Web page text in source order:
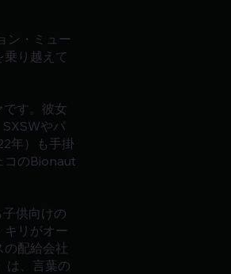
ン・ミュー
り越えて
す。彼女
やパ
年）も手掛
コのBionaut
供向けの
キリがオー
の配給会社
は、言葉の